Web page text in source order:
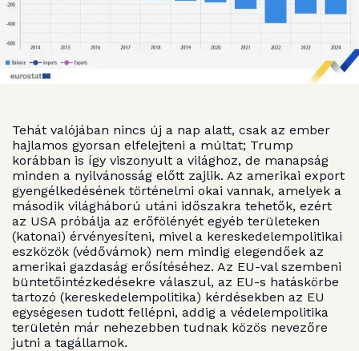
Tehát valójában nincs új a nap alatt, csak az ember
hajlamos gyorsan elfelejteni a múltat; Trump
korábban is így viszonyult a világhoz, de manapság
minden a nyilvánosság előtt zajlik. Az amerikai export
gyengélkedésének történelmi okai vannak, amelyek a
második világháború utáni időszakra tehetők, ezért
az USA próbálja az erőfölényét egyéb területeken
(katonai) érvényesíteni, mivel a kereskedelempolitikai
eszközök (védővámok) nem mindig elegendőek az
amerikai gazdaság erősítéséhez. Az EU-val szembeni
büntetőintézkedésekre válaszul, az EU-s hatáskörbe
tartozó (kereskedelempolitika) kérdésekben az EU
egységesen tudott fellépni, addig a védelempolitika
területén már nehezebben tudnak közös nevezőre
jutni a tagállamok.